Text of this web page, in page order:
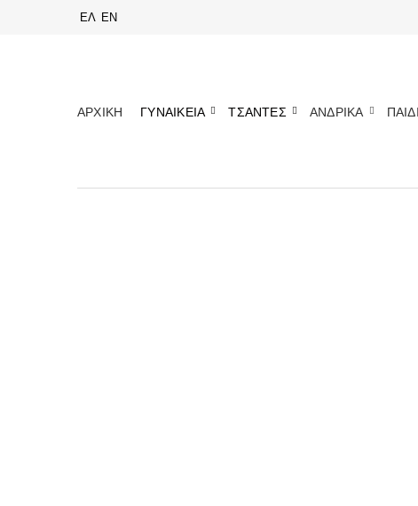
ΕΛ EN
ΑΡΧΙΚΗ ΓΥΝΑΙΚΕΙΑ ΤΣΑΝΤΕΣ ΑΝΔΡΙΚΑ